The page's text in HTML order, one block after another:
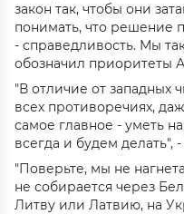
закон так, чтобы они
понимать, что решение
- справедливость. Мы
обозначил приоритеты
"В отличие от
всех противоречиях,
самое главное - уметь
всегда и будем делать", -
"Поверьте, мы не
не собирается через
Литву или Латвию, на